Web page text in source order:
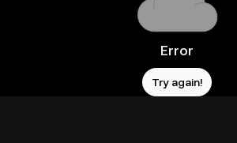
Error
Try again!